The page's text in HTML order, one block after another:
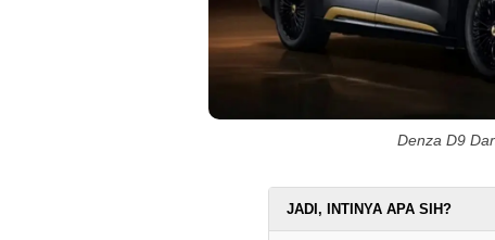
Denza D9
JADI, INTINYA APA SIH?